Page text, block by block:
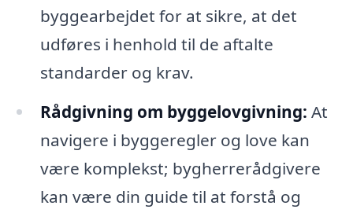
byggearbejdet for at sikre, at det
udføres i henhold til de aftalte
standarder og krav.
Rådgivning om byggelovgivning: At
navigere i byggeregler og love kan
være komplekst; bygherrerådgivere
kan være din guide til at forstå og